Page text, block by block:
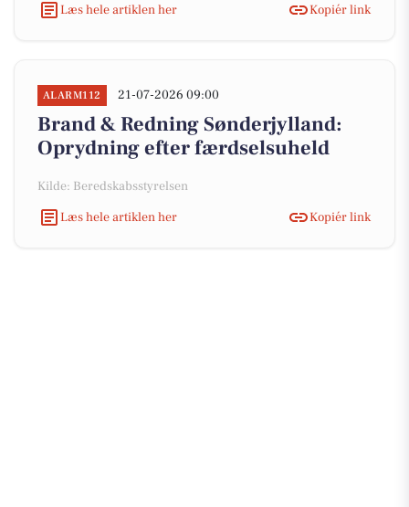
Læs hele artiklen her
Kopiér link
ALARM112 21-07-2026 09:00
Brand & Redning Sønderjylland:
Oprydning efter færdselsuheld
Kilde: Beredskabsstyrelsen
Læs hele artiklen her
Kopiér link